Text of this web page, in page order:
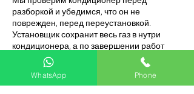
разборкой и убедимся, что он не
поврежден, перед переустановкой.
Установщик сохранит весь газ в нутри
кондиционера, а по завершении работ
откачает воздух с помощью вакуумного
насоса и заправит систему фреоном. Если
необходимо удлинить трубы, монтажники
WhatsApp Phone